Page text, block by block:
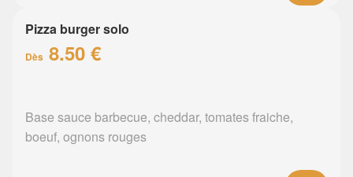
Pizza burger solo
Dès 8.50 €
Base sauce barbecue, cheddar, tomates fraiche,
boeuf, ognons rouges